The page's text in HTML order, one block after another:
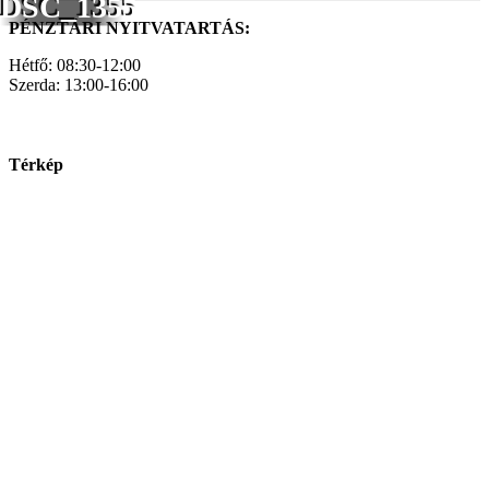
DSC_1355
PÉNZTÁRI NYITVATARTÁS:
Hétfő: 08:30-12:00
Szerda: 13:00-16:00
Térkép